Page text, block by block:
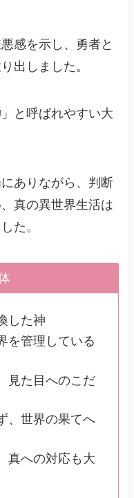
感を示し、勇者と
出しました。
と呼ばれやすい大
ありながら、判断
真の異世界生活は
た。
した神
を管理している
見た目へのこだ
、世界の果てへ
真への対応も大